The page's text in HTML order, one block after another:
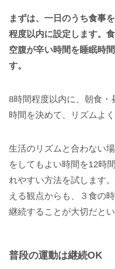
まずは、一日のうち食事
程度以内に設定します。
空腹が辛い時間を睡眠時
す。
8時間程度以内に、朝食・
時間を決めて、リズムよく
生活のリズムと合わない
をしてもよい時間を12時
れやすい方法を試します
える観点からも、３食の
継続することが大切だとい
普段の運動は継続OK